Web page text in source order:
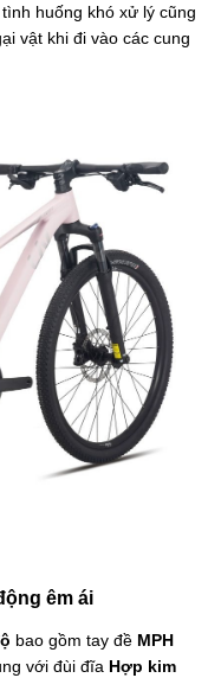
huống khó xử lý cũng
vật khi đi vào các cung
êm ái
bao gồm tay đề MPH
với đùi đĩa Hợp kim